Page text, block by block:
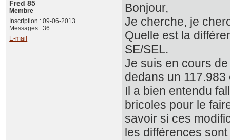
Fred 85
Membre
Inscription : 09-06-2013
Messages : 36
E-mail
Bonjour,
Je cherche, je
Quelle est la
SE/SEL.
Je suis en cours
dedans un
Il a bien entendu
bricoles pour le
savoir si ces
les différences